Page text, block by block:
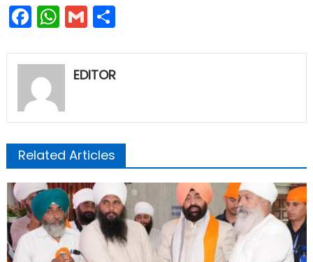
Facebook
WhatsApp
GmailShare
EDITOR
Related Articles